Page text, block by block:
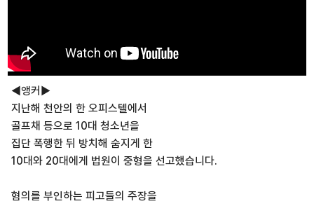
◀앵커▶
지난해 천안의 한 오피스텔에서
골프채 등으로 10대 청소년을
집단 폭행한 뒤 방치해 숨지게 한
10대와 20대에게 법원이 중형을 선고했습니다.
혐의를 부인하는 피고들의 주장을